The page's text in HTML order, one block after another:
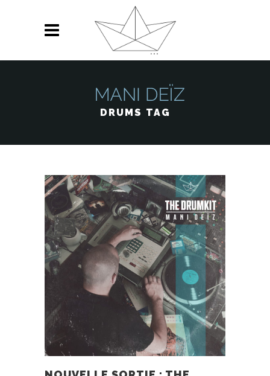
DRUMS TAG